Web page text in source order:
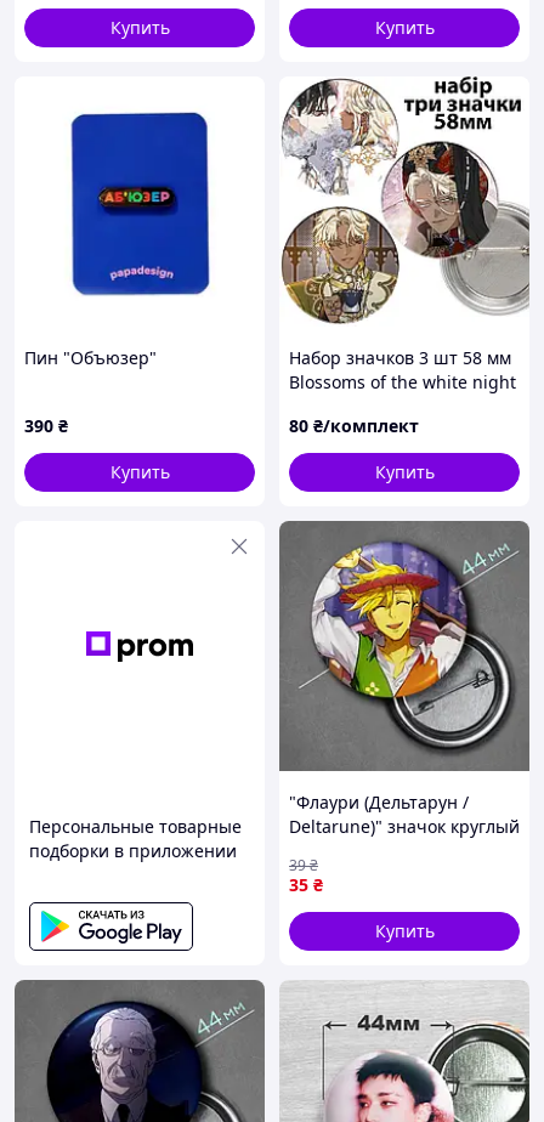
Купить Купить
Пин "Объюзер"
390 ₴
Купить
Набор значков 3 шт 58 мм
Blossoms of the white night
80 ₴/комплект
Купить
Персональные товарные
подборки в приложении
"Флаури (Дельтарун /
Deltarune)" значок круглый
35 ₴
39₴
Купить